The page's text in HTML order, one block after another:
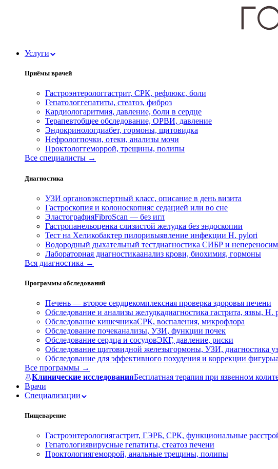
Услуги
Приёмы врачей
Гастроэнтерологгастрит, СРК, рефлюкс, боли
Гепатологгепатиты, стеатоз, фиброз
Кардиологаритмия, давление, боли в сердце
Терапевтобщее обследование, ОРВИ, давление
Эндокринологдиабет, гормоны, щитовидка
Нефрологпочки, отеки, анализы мочи
Проктологгеморрой, трещины, полипы
Все специалисты →
Диагностика
УЗИ органовэкспертный класс, описание в день визита
Гастроскопия и колоноскопияс седацией или во сне
ЭластографияFibroScan — без игл
Гастропанельоценка слизистой желудка без эндоскопии
Тест на Хеликобактер пилоривыявление инфекции H. pylori
Водородный дыхательный тестдиагностика СИБР и
Лабораторная диагностикаанализ крови, биохимия, гормоны
Вся диагностика →
Программы обследований
Печень — второе сердцекомплексная проверка здоровья печени
Обследование и анализы желудкадиагностика гастрита, язвы, H.
Обследование кишечникаСРК, воспаления, микрофлора
Обследование почеканализы, УЗИ, функции почек
Обследование сердца и сосудовЭКГ, давление, риски
Обследование щитовидной железыгормоны, УЗИ, диагностика
Обследование для эффективного похудения и коррекции фигуры
Все программы →
Клинические исследованияБесплатная терапия при язвенном
Врачи
Специализации
Пищеварение
Гастроэнтерологиягастрит, ГЭРБ, СРК, функциональные
Гепатологиявирусные гепатиты, стеатоз печени
Проктологиягеморрой, анальные трещины, полипы